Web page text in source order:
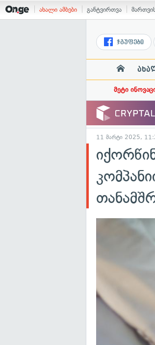
ახალი ამბები განტვირთვა
ჯგუფები
მეტი
11 მარტი 2025,